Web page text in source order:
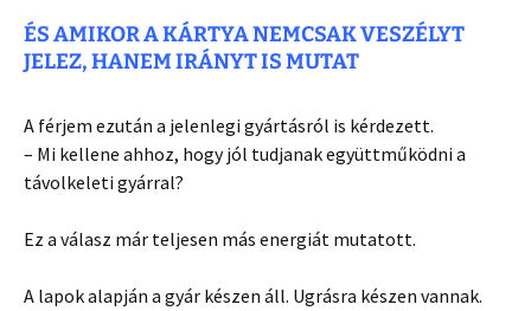
ÉS AMIKOR A KÁRTYA NEMCSAK VESZÉLYT
JELEZ, HANEM IRÁNYT IS MUTAT
A férjem ezután a jelenlegi gyártásról is kérdezett.
– Mi kellene ahhoz, hogy jól tudjanak együttműködni a
távolkeleti gyárral?
Ez a válasz már teljesen más energiát mutatott.
A lapok alapján a gyár készen áll. Ugrásra készen vannak.